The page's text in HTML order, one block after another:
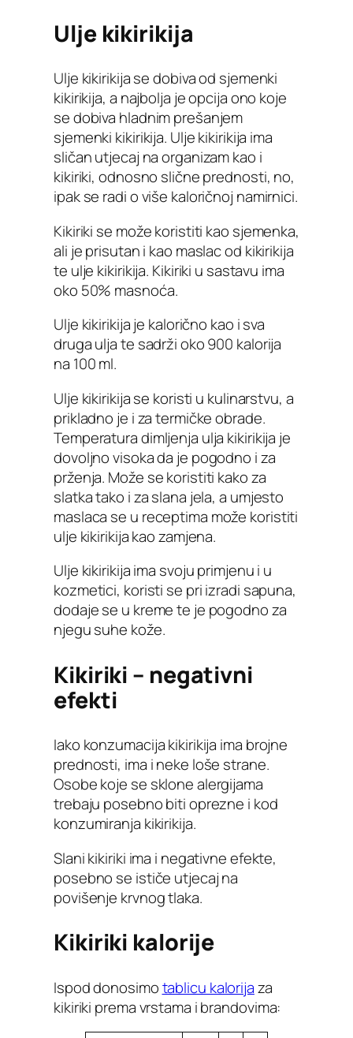
Ulje kikirikija
Ulje kikirikija se dobiva od sjemenki
kikirikija, a najbolja je opcija ono koje
se dobiva hladnim prešanjem
sjemenki kikirikija. Ulje kikirikija ima
sličan utjecaj na organizam kao i
kikiriki, odnosno slične prednosti, no,
ipak se radi o više kaloričnoj namirnici.
Kikiriki se može koristiti kao sjemenka,
ali je prisutan i kao maslac od kikirikija
te ulje kikirikija. Kikiriki u sastavu ima
oko 50% masnoća.
Ulje kikirikija je kalorično kao i sva
druga ulja te sadrži oko 900 kalorija
na 100 ml.
Ulje kikirikija se koristi u kulinarstvu, a
prikladno je i za termičke obrade.
Temperatura dimljenja ulja kikirikija je
dovoljno visoka da je pogodno i za
prženja. Može se koristiti kako za
slatka tako i za slana jela, a umjesto
maslaca se u receptima može koristiti
ulje kikirikija kao zamjena.
Ulje kikirikija ima svoju primjenu i u
kozmetici, koristi se pri izradi sapuna,
dodaje se u kreme te je pogodno za
njegu suhe kože.
Kikiriki – negativni
efekti
Iako konzumacija kikirikija ima brojne
prednosti, ima i neke loše strane.
Osobe koje se sklone alergijama
trebaju posebno biti oprezne i kod
konzumiranja kikirikija.
Slani kikiriki ima i negativne efekte,
posebno se ističe utjecaj na
povišenje krvnog tlaka.
Kikiriki kalorije
Ispod donosimotablicu kalorijaza
kikiriki prema vrstama i brandovima: